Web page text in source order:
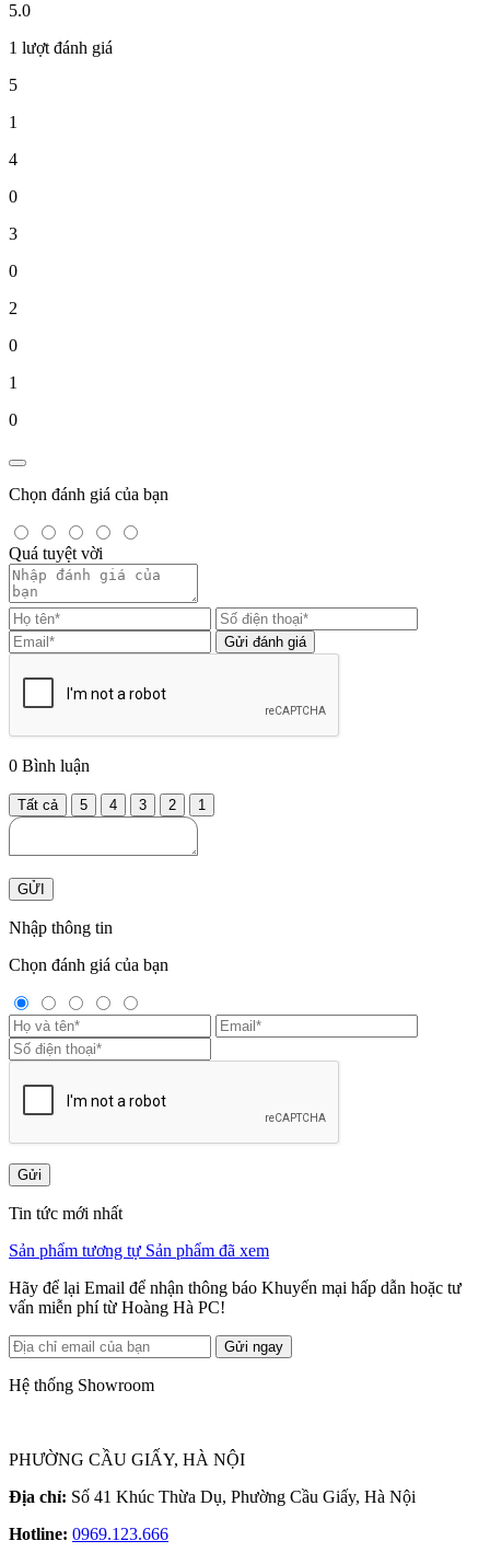
5.0
1 lượt đánh giá
5
1
4
0
3
0
2
0
1
0
Chọn đánh giá của bạn
Quá tuyệt vời
Gửi đánh giá
0 Bình luận
Tất cả 5 4 3 2 1
GỬI
Nhập thông tin
Chọn đánh giá của bạn
Gửi
Tin tức mới nhất
Sản phẩm tương tự Sản phẩm đã xem
Hãy để lại Email để nhận thông báo Khuyến mại hấp dẫn hoặc tư
vấn miễn phí từ Hoàng Hà PC!
Gửi ngay
Hệ thống Showroom
PHƯỜNG CẦU GIẤY, HÀ NỘI
Địa chỉ: Số 41 Khúc Thừa Dụ, Phường Cầu Giấy, Hà Nội
Hotline: 0969.123.666